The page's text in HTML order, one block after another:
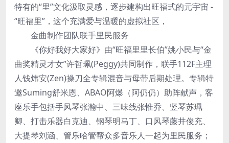
特有的“里”文化汲取灵感，逐步建构出旺福式的元宇宙 -
“旺福里”，这个充满爱与温暖的虚拟社区，
金曲制作团队联手里民服务
《你好我好大家好》由“旺福里里长伯”姚小民与“金
曲奖精灵才女”许哲珮(Peggy)共同制作，联手112F主理
人钱炜安(Zen)操刀全专辑混音与母带后期处理。专辑特
邀Suming舒米恩、ABAO阿爆（阿仍仍）助阵献声，客
座乐手包括手风琴张瀚中、三味线张惟乔、竖琴苏珮
卿、打击乐器白克迪、钢琴明马丁、口风琴藤井俊充、
大提琴刘涵、管乐哈管帮众多音乐人一起为里民服务；